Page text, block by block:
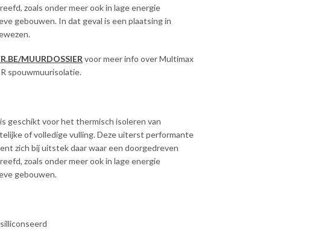
zoals onder meer ook in lage energie
gebouwen. In dat geval is een plaatsing in
MUURDOSSIER voor meer info over Multimax
spouwmuurisolatie.
geschikt voor het thermisch isoleren van
of volledige vulling. Deze uiterst performante
zich bij uitstek daar waar een doorgedreven
zoals onder meer ook in lage energie
gebouwen.